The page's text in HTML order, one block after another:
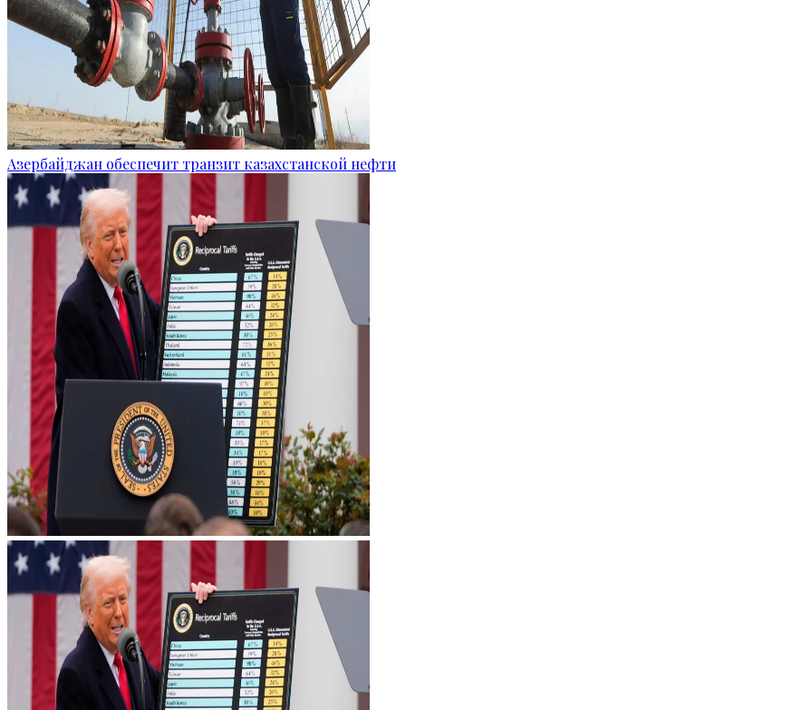
Азербайджан обеспечит транзит казахстанской нефти